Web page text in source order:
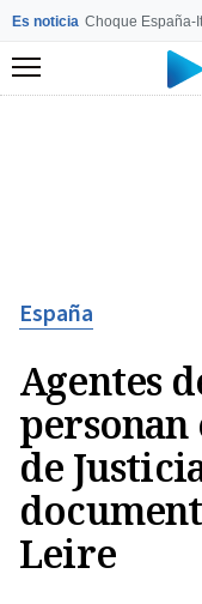
Es noticia Choque España-
Menú
España
Agentes
de
Leire